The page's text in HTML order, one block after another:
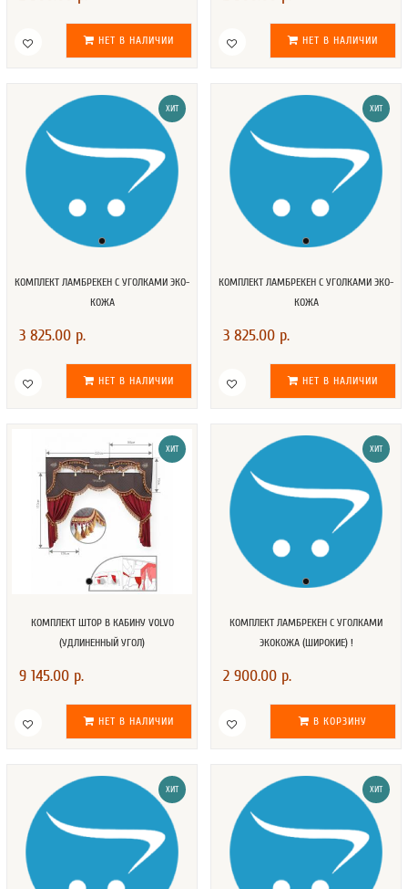
НЕТ В НАЛИЧИИ НЕТ В НАЛИЧИИ
ХИТ
КОМПЛЕКТ ЛАМБРЕКЕН С УГОЛКАМИ ЭКО-
КОЖА
3 825.00 р.
НЕТ В НАЛИЧИИ
ХИТ
КОМПЛЕКТ ЛАМБРЕКЕН С УГОЛКАМИ ЭКО-
КОЖА
3 825.00 р.
НЕТ В НАЛИЧИИ
ХИТ
КОМПЛЕКТ ШТОР В КАБИНУ VOLVO
(УДЛИНЕННЫЙ УГОЛ)
9 145.00 р.
НЕТ В НАЛИЧИИ
ХИТ
КОМПЛЕКТ ЛАМБРЕКЕН С УГОЛКАМИ
ЭКОКОЖА (ШИРОКИЕ) !
2 900.00 р.
В КОРЗИНУ
ХИТ ХИТ